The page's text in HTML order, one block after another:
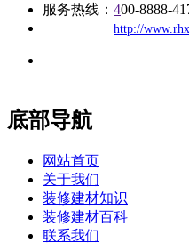
服务热线： 400-8888-
http://
底部导航
网站首页
关于我们
装修建材知识
装修建材百科
联系我们